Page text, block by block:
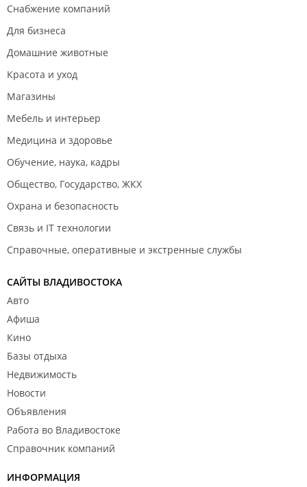
Снабжение компаний
Для бизнеса
Домашние животные
Красота и уход
Магазины
Мебель и интерьер
Медицина и здоровье
Обучение, наука, кадры
Общество, Государство, ЖКХ
Охрана и безопасность
Связь и IT технологии
Справочные, оперативные и экстренные службы
САЙТЫ ВЛАДИВОСТОКА
Авто
Афиша
Кино
Базы отдыха
Недвижимость
Новости
Объявления
Работа во Владивостоке
Справочник компаний
ИНФОРМАЦИЯ